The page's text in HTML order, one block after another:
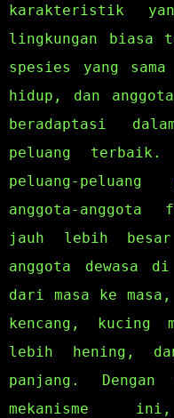
karakteristik
lingkungan biasa
spesies yang
hidup, dan
beradaptasi
peluang
peluang-
anggota-
jauh lebih
anggota dewasa
dari masa ke
kencang, kucing
lebih hening,
panjang. Dengan
mekanisme